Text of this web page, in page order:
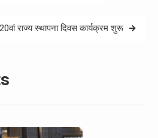
20वां राज्य स्थापना दिवस कार्यक्रम शुरू